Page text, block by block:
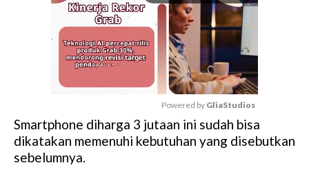
M
u
Powered by GliaStudios
Smartphone diharga 3 jutaan ini sudah bisa
dikatakan memenuhi kebutuhan yang disebutkan
sebelumnya.